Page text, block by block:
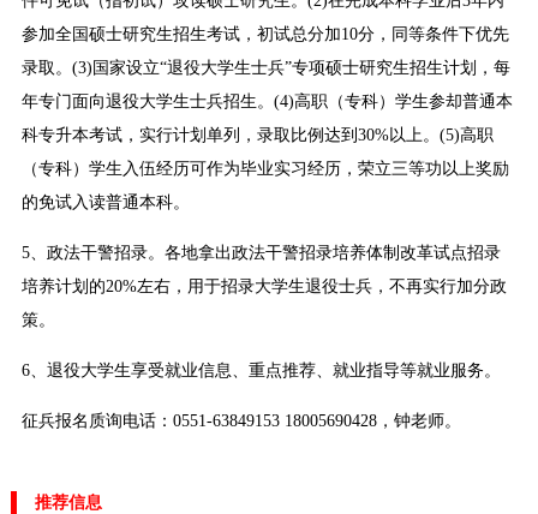
参加全国硕士研究生招生考试，初试总分加10分，同等条件下优先
录取。(3)国家设立“退役大学生士兵”专项硕士研究生招生计划，每
年专门面向退役大学生士兵招生。(4)高职（专科）学生参却普通本
科专升本考试，实行计划单列，录取比例达到30%以上。(5)高职
（专科）学生入伍经历可作为毕业实习经历，荣立三等功以上奖励
的免试入读普通本科。
5、政法干警招录。各地拿出政法干警招录培养体制改革试点招录
培养计划的20%左右，用于招录大学生退役士兵，不再实行加分政
策。
6、退役大学生享受就业信息、重点推荐、就业指导等就业服务。
征兵报名质询电话：0551-63849153 18005690428，钟老师。
推荐信息